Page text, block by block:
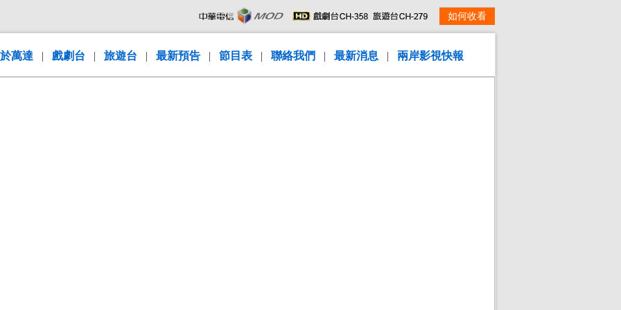
如何收看
萬達 | 戲劇台 | 旅遊台 | 最新預告 | 節目表 | 聯絡我們 | 最新消息 | 兩岸影視快報